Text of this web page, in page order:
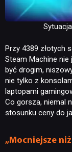
Przy 4389 złotych
Steam Machine nie
być drogim,
nie tylko z
laptopami
Co gorsza, niemal
stosunku ceny do
„Mocniejsze